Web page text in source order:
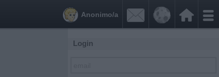


Anonimo/a
Login